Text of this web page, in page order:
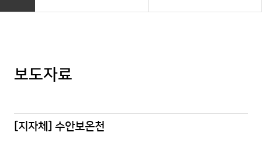
보도자료
[지자체] 수안보온천